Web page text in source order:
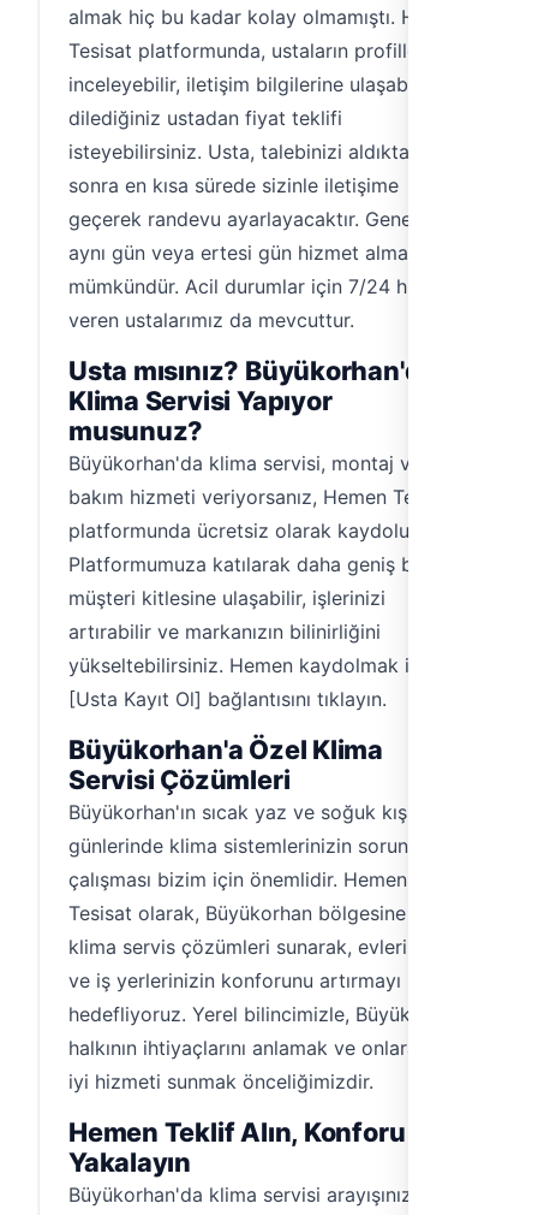
almak hiç bu kadar kolay olmamıştı. Hemen
Tesisat platformunda, ustaların profillerini
inceleyebilir, iletişim bilgilerine ulaşabilir ve
dilediğiniz ustadan fiyat teklifi
isteyebilirsiniz. Usta, talebinizi aldıktan
sonra en kısa sürede sizinle iletişime
geçerek randevu ayarlayacaktır. Genellikle
aynı gün veya ertesi gün hizmet almanız
mümkündür. Acil durumlar için 7/24 hizmet
veren ustalarımız da mevcuttur.
Usta mısınız? Büyükorhan'da
Klima Servisi Yapıyor
musunuz?
Büyükorhan'da klima servisi, montaj veya
bakım hizmeti veriyorsanız, Hemen Tesisat
platformunda ücretsiz olarak kaydolun.
Platformumuza katılarak daha geniş bir
müşteri kitlesine ulaşabilir, işlerinizi
artırabilir ve markanızın bilinirliğini
yükseltebilirsiniz. Hemen kaydolmak için
[Usta Kayıt Ol] bağlantısını tıklayın.
Büyükorhan'a Özel Klima
Servisi Çözümleri
Büyükorhan'ın sıcak yaz ve soğuk kış
günlerinde klima sistemlerinizin sorunsuz
çalışması bizim için önemlidir. Hemen
Tesisat olarak, Büyükorhan bölgesine özel
klima servis çözümleri sunarak, evlerinizin
ve iş yerlerinizin konforunu artırmayı
hedefliyoruz. Yerel bilincimizle, Büyükorhan
halkının ihtiyaçlarını anlamak ve onlara en
iyi hizmeti sunmak önceliğimizdir.
Hemen Teklif Alın, Konforu
Yakalayın
Büyükorhan'da klima servisi arayışınız sona